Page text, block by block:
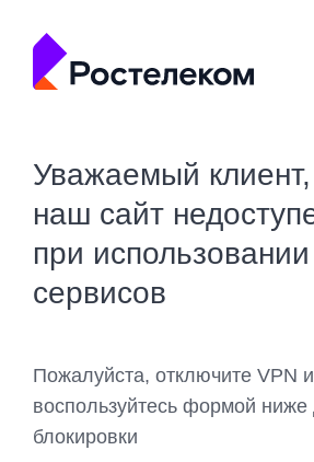
Уважаемый клиент,
наш сайт
при
сервисов
Пожалуйста, отключите VPN
воспользуйтесь формой ниже
блокировки